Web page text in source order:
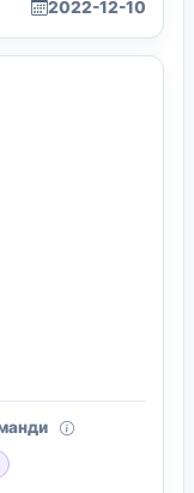
2022-12-10